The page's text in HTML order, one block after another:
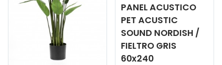
PANEL ACUSTICO
PET ACUSTIC
SOUND NORDISH /
FIELTRO GRIS
60x240